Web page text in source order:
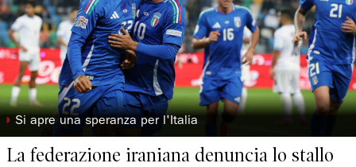
◗ Si apre una speranza per l'Italia
La federazione iraniana denuncia lo stallo